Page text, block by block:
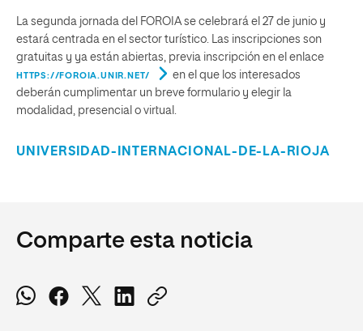
La segunda jornada del FOROIA se celebrará el 27 de junio y
estará centrada en el sector turístico. Las inscripciones son
gratuitas y ya están abiertas, previa inscripción en el enlace
HTTPS://FOROIA.UNIR.NET/
en el que los interesados
deberán cumplimentar un breve formulario y elegir la
modalidad, presencial o virtual.
UNIVERSIDAD-INTERNACIONAL-DE-LA-RIOJA
Comparte esta noticia